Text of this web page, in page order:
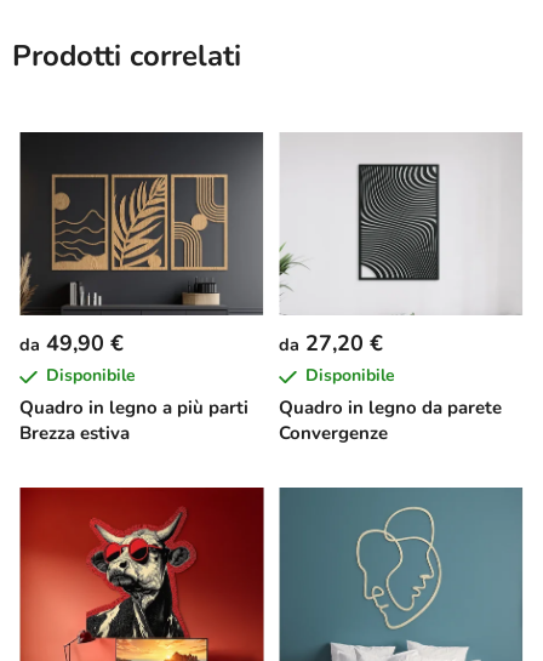
Prodotti correlati
Quadro in legno a più parti
Brezza estiva
da 49,90 €
Disponibile
Quadro in legno da parete
Convergenze
da 27,20 €
Disponibile